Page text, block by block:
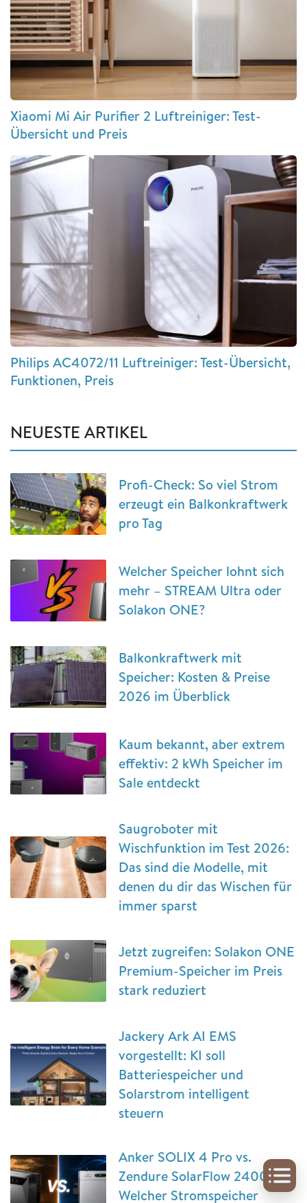
Xiaomi Mi Air Purifier 2 Luftreiniger: Test-
Übersicht und Preis
Philips AC4072/11 Luftreiniger: Test-Übersicht,
Funktionen, Preis
NEUESTE ARTIKEL
Profi-Check: So viel Strom
erzeugt ein Balkonkraftwerk
pro Tag
Welcher Speicher lohnt sich
mehr – STREAM Ultra oder
Solakon ONE?
Balkonkraftwerk mit
Speicher: Kosten & Preise
2026 im Überblick
Kaum bekannt, aber extrem
effektiv: 2 kWh Speicher im
Sale entdeckt
Saugroboter mit
Wischfunktion im Test 2026:
Das sind die Modelle, mit
denen du dir das Wischen für
immer sparst
Jetzt zugreifen: Solakon ONE
Premium-Speicher im Preis
stark reduziert
Jackery Ark AI EMS
vorgestellt: KI soll
Batteriespeicher und
Solarstrom intelligent
steuern
Anker SOLIX 4 Pro vs.
Zendure SolarFlow 2400 Pro:
Welcher Stromspeicher